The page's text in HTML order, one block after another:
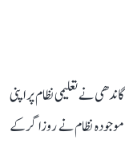
نے تعلیمی نظام پر اپنی
نظام نے روزاگر کے